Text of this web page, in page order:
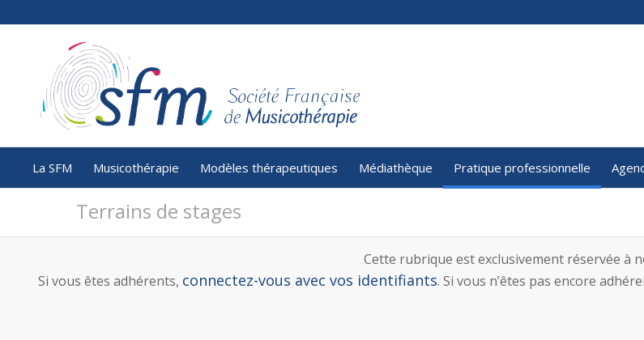
La SFM Musicothérapie Modèles thérapeutiques Médiathèque Pratique professionnelle
Terrains de stages
Cette rubrique est exclusivement réservée à
Si vous êtes adhérents, connectez-vous avec vos identifiants. Si vous n’êtes pas encore